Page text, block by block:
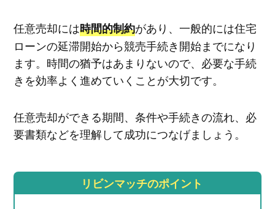
任意売却には時間的制約があり、一般的には住宅
ローンの延滞開始から競売手続き開始までになり
ます。時間の猶予はあまりないので、必要な手続
きを効率よく進めていくことが大切です。
任意売却ができる期間、条件や手続きの流れ、必
要書類などを理解して成功につなげましょう。
リビンマッチのポイント